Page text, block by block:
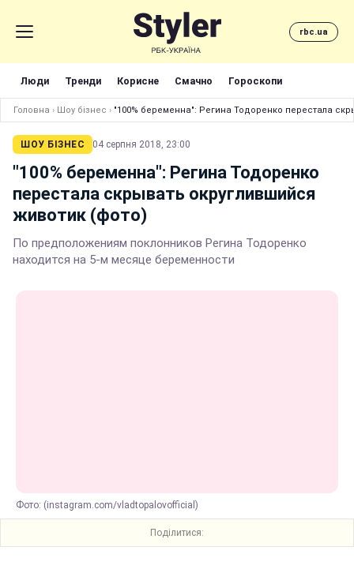
rbc.ua
Люди Тренди Корисне Смачно Гороскопи
Головна › Шоу бізнес › "100% беременна": Регина Тодоренко перестала
ШОУ БІЗНЕС 04 серпня 2018, 23:00
"100% беременна": Регина Тодоренко
перестала скрывать округлившийся
животик (фото)
По предположениям поклонников Регина Тодоренко
находится на 5-м месяце беременности
Фото: (instagram.com/vladtopalovofficial)
Поділитися: